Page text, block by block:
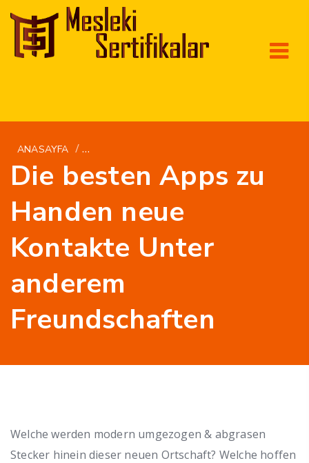
ANASAYFA / WORLDBRIDES.ORG DE+HEISE-
Die besten Apps zu
Handen neue
Kontakte Unter
anderem
Freundschaften
Welche werden modern umgezogen & abgrasen
Stecker hinein dieser neuen Ortschaft? Welche hoffen